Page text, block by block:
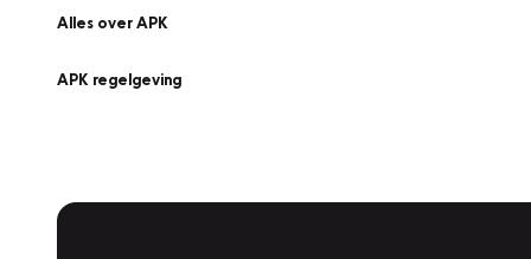
Alles over APK
APK regelgeving